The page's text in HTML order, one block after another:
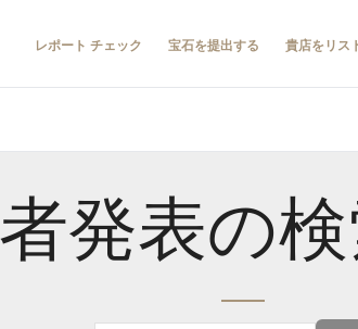
レポート チェック 宝石を提出する 貴店をリス
発表の